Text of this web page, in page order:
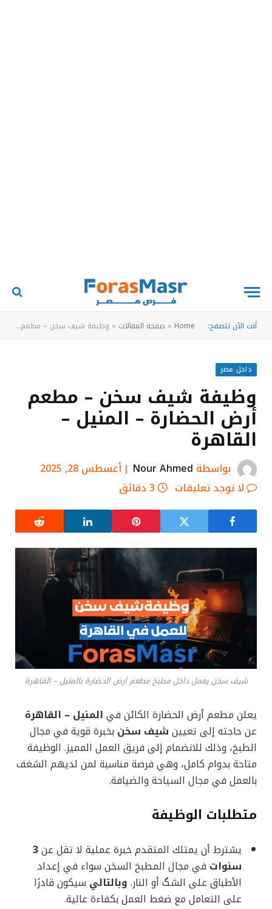
أنت الآن تتصفح: Home
» صفحة المقالات » وظيفة شيف سخن – مطعم أرض الحضارة – المنيل – القاهرة
داخل مصر
وظيفة شيف سخن – مطعم
أرض الحضارة – المنيل –
القاهرة
بواسطة Nour Ahmed
أغسطس 28, 2025
لا توجد تعليقات
3 دقائق
شيف سخن يعمل داخل مطبخ مطعم أرض الحضارة بالمنيل – القاهرة
يعلن مطعم أرض الحضارة الكائن في المنيل – القاهرة
عن حاجته إلى تعيين شيف سخن بخبرة قوية في مجال
الطبخ، وذلك للانضمام إلى فريق العمل المميز. الوظيفة
متاحة بدوام كامل، وهي فرصة مناسبة لمن لديهم الشغف
بالعمل في مجال السياحة والضيافة.
متطلبات الوظيفة
يشترط أن يمتلك المتقدم خبرة عملية لا تقل عن3
سنوات في مجال المطبخ السخن سواء في إعداد
الأطباق على الشگ أو النار. وبالتالي سيكون قادرًا
على التعامل مع ضغط العمل بكفاءة عالية.